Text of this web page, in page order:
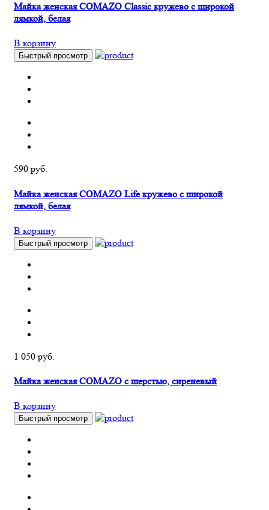
Майка женская COMAZO Classic кружево с широкой
лямкой, белая
В корзину
Быстрый просмотр
590 руб.
Майка женская COMAZO Life кружево с широкой
лямкой, белая
В корзину
Быстрый просмотр
1 050 руб.
Майка женская COMAZO с шерстью, сиреневый
В корзину
Быстрый просмотр